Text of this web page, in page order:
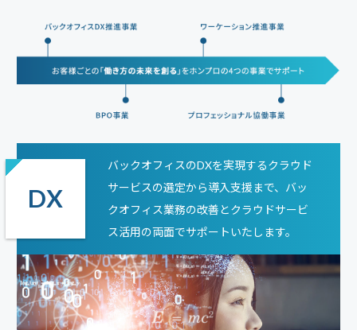
DX
バックオフィスのDXを実現するクラウド
サービスの選定から導入支援まで、バッ
クオフィス業務の改善とクラウドサービ
ス活用の両面でサポートいたします。